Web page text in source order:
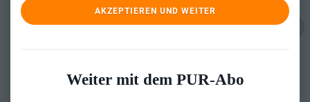
AKZEPTIEREN UND WEITER
Weiter mit dem PUR-Abo